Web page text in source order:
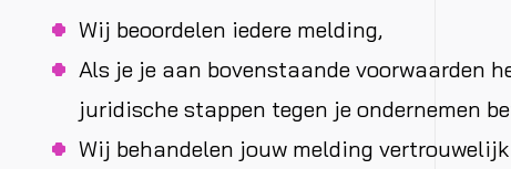
Wij beoordelen iedere melding,
Als je je aan bovenstaande voorwaarden
juridische stappen tegen je ondernemen
Wij behandelen jouw melding